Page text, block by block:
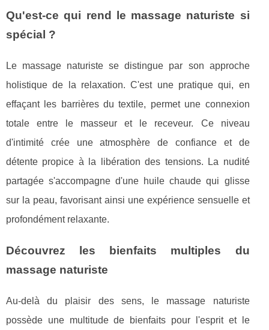
Qu'est-ce qui rend le massage naturiste si
spécial ?
Le massage naturiste se distingue par son approche
holistique de la relaxation. C'est une pratique qui, en
effaçant les barrières du textile, permet une connexion
totale entre le masseur et le receveur. Ce niveau
d'intimité crée une atmosphère de confiance et de
détente propice à la libération des tensions. La nudité
partagée s'accompagne d'une huile chaude qui glisse
sur la peau, favorisant ainsi une expérience sensuelle et
profondément relaxante.
Découvrez les bienfaits multiples du
massage naturiste
Au-delà du plaisir des sens, le massage naturiste
possède une multitude de bienfaits pour l'esprit et le